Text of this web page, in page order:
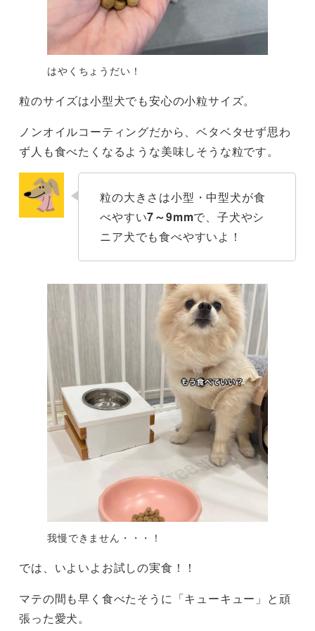
はやくちょうだい！
粒のサイズは小型犬でも安心の小粒サイズ。
ノンオイルコーティングだから、ベタベタせず思わ
ず人も食べたくなるような美味しそうな粒です。
粒の大きさは小型・中型犬が食
べやすい7～9mmで、子犬やシ
ニア犬でも食べやすいよ！
我慢できません・・・！
では、いよいよお試しの実食！！
マテの間も早く食べたそうに「キューキュー」と頑
張った愛犬。